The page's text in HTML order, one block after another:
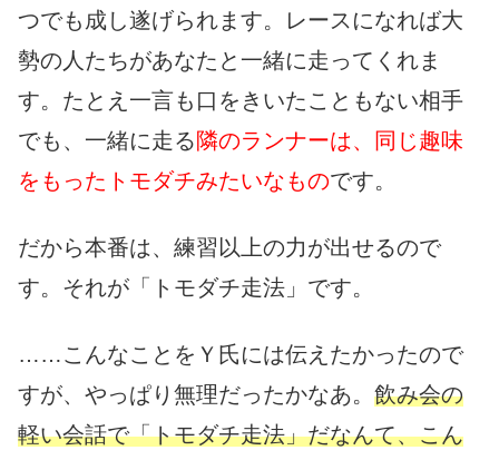
つでも成し遂げられます。レースになれば大
勢の人たちがあなたと一緒に走ってくれま
す。たとえ一言も口をきいたこともない相手
でも、一緒に走る隣のランナーは、同じ趣味
をもったトモダチみたいなものです。
だから本番は、練習以上の力が出せるので
す。それが「トモダチ走法」です。
……こんなことをＹ氏には伝えたかったので
すが、やっぱり無理だったかなあ。 飲み会の
軽い会話で「トモダチ走法」だなんて、こん